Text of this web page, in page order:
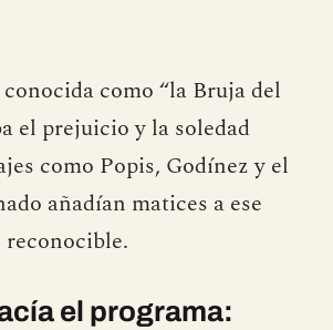
como “la Bruja del
el prejuicio y la soledad
como Popis, Godínez y el
añadían matices a ese
reconocible.
el programa: